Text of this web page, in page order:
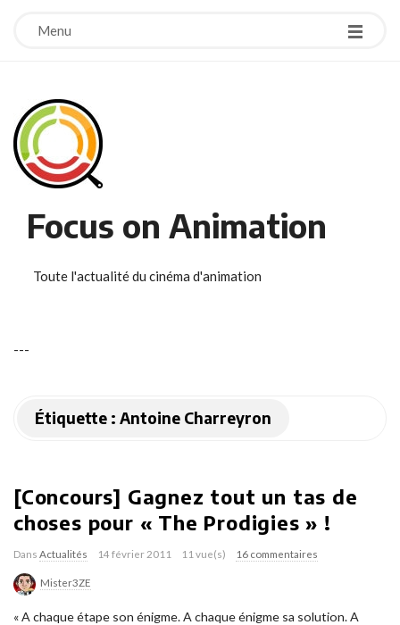
Menu
Focus on Animation
Toute l'actualité du cinéma d'animation
---
Étiquette : Antoine Charreyron
[Concours] Gagnez tout un tas de
choses pour « The Prodigies » !
Dans Actualités 14 février 2011 11 vue(s) 16 commentaires
Mister3ZE
« A chaque étape son énigme. A chaque énigme sa solution. A